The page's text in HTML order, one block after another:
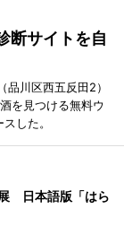
断サイトを自
川区西五反田2）
を見つける無料ウ
した。
日本語版「はら